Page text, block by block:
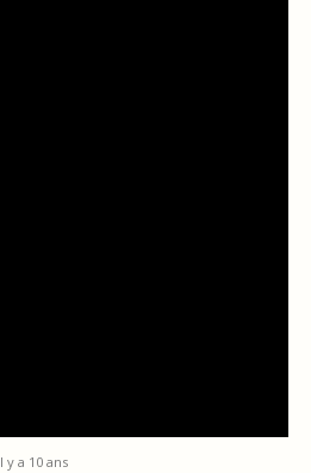
y a 10 ans